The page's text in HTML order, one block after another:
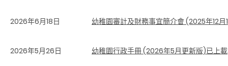
2026年6月18日 幼稚園審計及財務事宜簡介會 (2025年12
2026年5月26日 幼稚園行政手冊 (2026年5月更新版)已上載